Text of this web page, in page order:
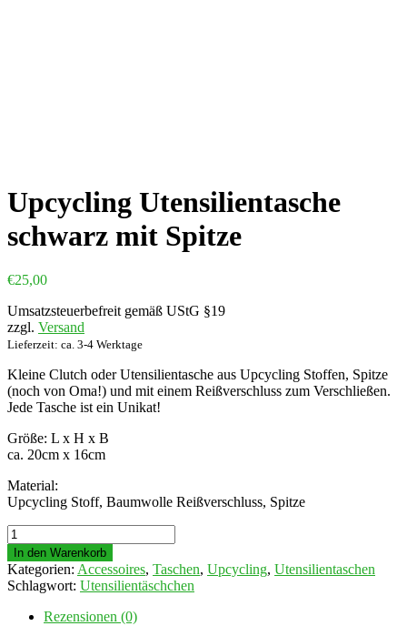
Upcycling Utensilientasche
schwarz mit Spitze
€25,00
Umsatzsteuerbefreit gemäß UStG §19
zzgl. Versand
Lieferzeit: ca. 3-4 Werktage
Kleine Clutch oder Utensilientasche aus Upcycling Stoffen, Spitze
(noch von Oma!) und mit einem Reißverschluss zum Verschließen.
Jede Tasche ist ein Unikat!
Größe: L x H x B
ca. 20cm x 16cm
Material:
Upcycling Stoff, Baumwolle Reißverschluss, Spitze
Upcycling
Utensilientasche
schwarz
mit
Spitze
Menge
In den Warenkorb
Kategorien: Accessoires, Taschen, Upcycling, Utensilientaschen
Schlagwort: Utensilientäschchen
Rezensionen (0)